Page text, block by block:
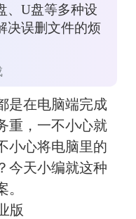
、U盘等多种设
决误删文件的烦
是在电脑端完成
重，一不小心就
小心将电脑里的
今天小编就这种
版